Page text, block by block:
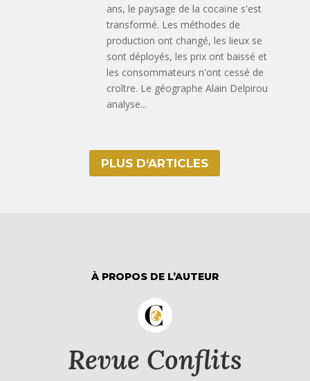
ans, le paysage de la cocaïne s'est
transformé. Les méthodes de
production ont changé, les lieux se
sont déployés, les prix ont baissé et
les consommateurs n'ont cessé de
croître. Le géographe Alain Delpirou
analyse...
PLUS D‘ARTICLES
À PROPOS DE L’AUTEUR
Revue Conflits